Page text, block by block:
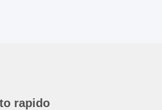
rapido